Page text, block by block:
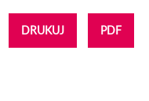
DRUKUJ PDF